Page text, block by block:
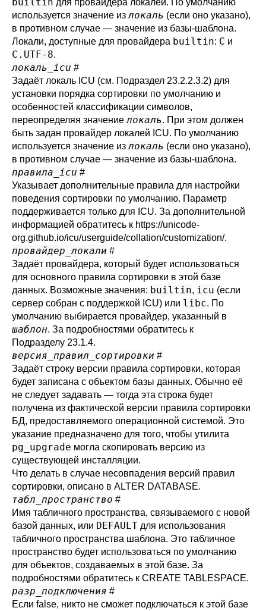
для провайдера локалей. По умолчанию
используется значение из локаль (если оно указано),
в противном случае — значение из базы-шаблона.
Локали, доступные для провайдера builtin: C и
C.UTF-8.
локаль_icu #
Задаёт локаль ICU (см. Подраздел 23.2.2.3.2) для
установки порядка сортировки по умолчанию и
особенностей классификации символов,
переопределяя значение локаль. При этом должен
быть задан провайдер локалей ICU. По умолчанию
используется значение из локаль (если оно указано),
в противном случае — значение из базы-шаблона.
правила_icu #
Указывает дополнительные правила для настройки
поведения сортировки по умолчанию. Параметр
поддерживается только для ICU. За дополнительной
информацией обратитесь к https://unicode-
org.github.io/icu/userguide/collation/customization/.
провайдер_локали #
Задаёт провайдера, который будет использоваться
для основного правила сортировки в этой базе
данных. Возможные значения: builtin, icu (если
сервер собран с поддержкой ICU) или libc. По
умолчанию выбирается провайдер, указанный в
шаблон. За подробностями обратитесь к
Подразделу 23.1.4.
версия_правил_сортировки #
Задаёт строку версии правила сортировки, которая
будет записана с объектом базы данных. Обычно её
не следует задавать — тогда эта строка будет
получена из фактической версии правила сортировки
БД, предоставляемого операционной системой. Это
указание предназначено для того, чтобы утилита
pg_upgrade могла скопировать версию из
существующей инсталляции.
Что делать в случае несовпадения версий правил
сортировки, описано в ALTER DATABASE.
табл_пространство #
Имя табличного пространства, связываемого с новой
базой данных, или DEFAULT для использования
табличного пространства шаблона. Это табличное
пространство будет использоваться по умолчанию
для объектов, создаваемых в этой базе. За
подробностями обратитесь к CREATE TABLESPACE.
разр_подключения #
Если false, никто не сможет подключаться к этой базе